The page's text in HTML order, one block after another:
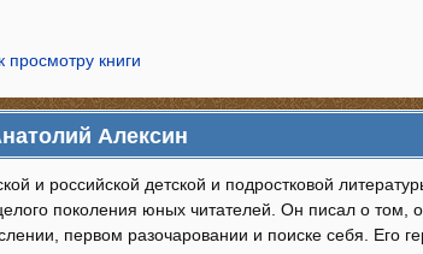
просмотру книги
Алексин
и российской детской и подростковой
поколения юных читателей. Он писал о том,
первом разочаровании и поиске себя. Его